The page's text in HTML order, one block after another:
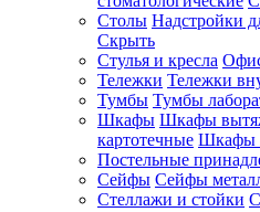
Столы Надстройки
Скрыть
Стулья и кресла
Тележки Тележки
Тумбы Тумбы
Шкафы Шкафы
картотечные Шкафы
Постельные
Сейфы Сейфы
Стеллажи и стойки